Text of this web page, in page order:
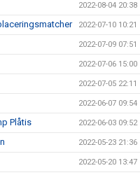
2022-08-04 20:38
2022-07-10 10:21
2022-07-09 07:51
2022-07-06 15:00
2022-07-05 22:11
2022-06-07 09:54
Plåtis 2022-06-03 09:52
2022-05-23 21:36
2022-05-20 13:47